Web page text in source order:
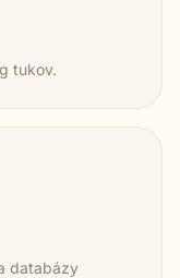
g tukov.
databázy